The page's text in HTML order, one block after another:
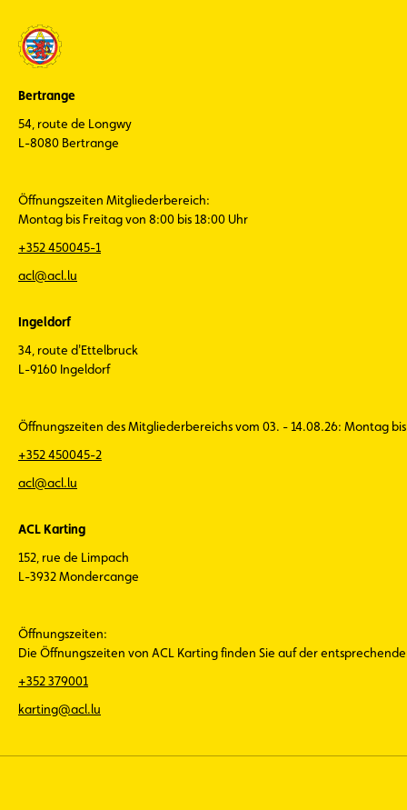
Bertrange
54, route de Longwy
L-8080 Bertrange
Öffnungszeiten Mitgliederbereich:
Montag bis Freitag von 8:00 bis 18:00 Uhr
+352 450045-1
acl@acl.lu
Ingeldorf
34, route d'Ettelbruck
L-9160 Ingeldorf
Öffnungszeiten des Mitgliederbereichs vom 03. - 14.08.26: Montag
+352 450045-2
acl@acl.lu
ACL Karting
152, rue de Limpach
L-3932 Mondercange
Öffnungszeiten:
Die Öffnungszeiten von ACL Karting finden Sie auf der
+352 379001
karting@acl.lu